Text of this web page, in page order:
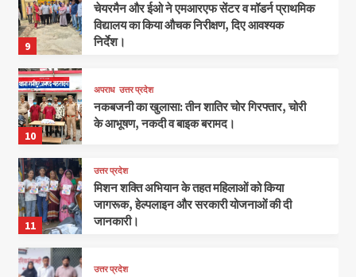
9
चेयरमैन और ईओ ने एमआरएफ सेंटर व मॉडर्न प्राथमिक
विद्यालय का किया औचक निरीक्षण, दिए आवश्यक
निर्देश।
10
अपराध उत्तर प्रदेश
नकबजनी का खुलासा: तीन शातिर चोर गिरफ्तार, चोरी
के आभूषण, नकदी व बाइक बरामद।
11
उत्तर प्रदेश
मिशन शक्ति अभियान के तहत महिलाओं को किया
जागरूक, हेल्पलाइन और सरकारी योजनाओं की दी
जानकारी।
उत्तर प्रदेश